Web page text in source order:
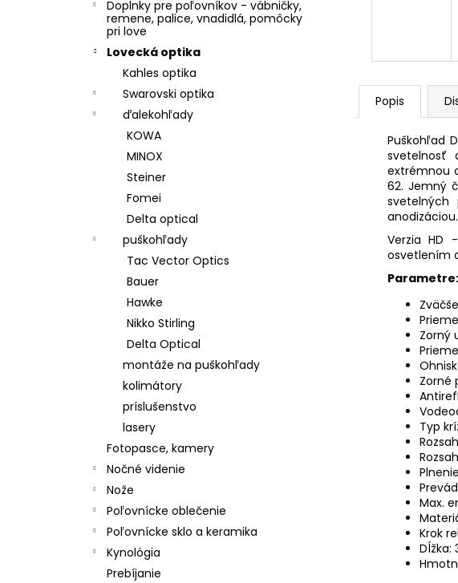
Doplnky pre poľovníkov - vábničky,
remene, palice, vnadidlá, pomôcky
pri love
Lovecká optika
Kahles optika
Swarovski optika
ďalekohľady
KOWA
MINOX
Steiner
Fomei
Delta optical
puškohľady
Tac Vector Optics
Bauer
Hawke
Nikko Stirling
Delta Optical
montáže na puškohľady
kolimátory
príslušenstvo
lasery
Fotopasce, kamery
Nočné videnie
Nože
Poľovnícke oblečenie
Poľovnícke sklo a keramika
Kynológia
Prebíjanie
Popis
Puškohľad
svetelnosť
extrémnou
62. Jemný
svetelných
Verzia HD
osvetlením
Parametre:
Zorný
Zorné
Typ
Max.
Krok
Dĺžka: